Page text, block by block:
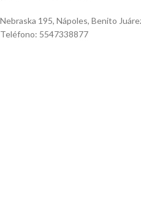
Nebraska 195, Nápoles, Benito
Teléfono: 5547338877